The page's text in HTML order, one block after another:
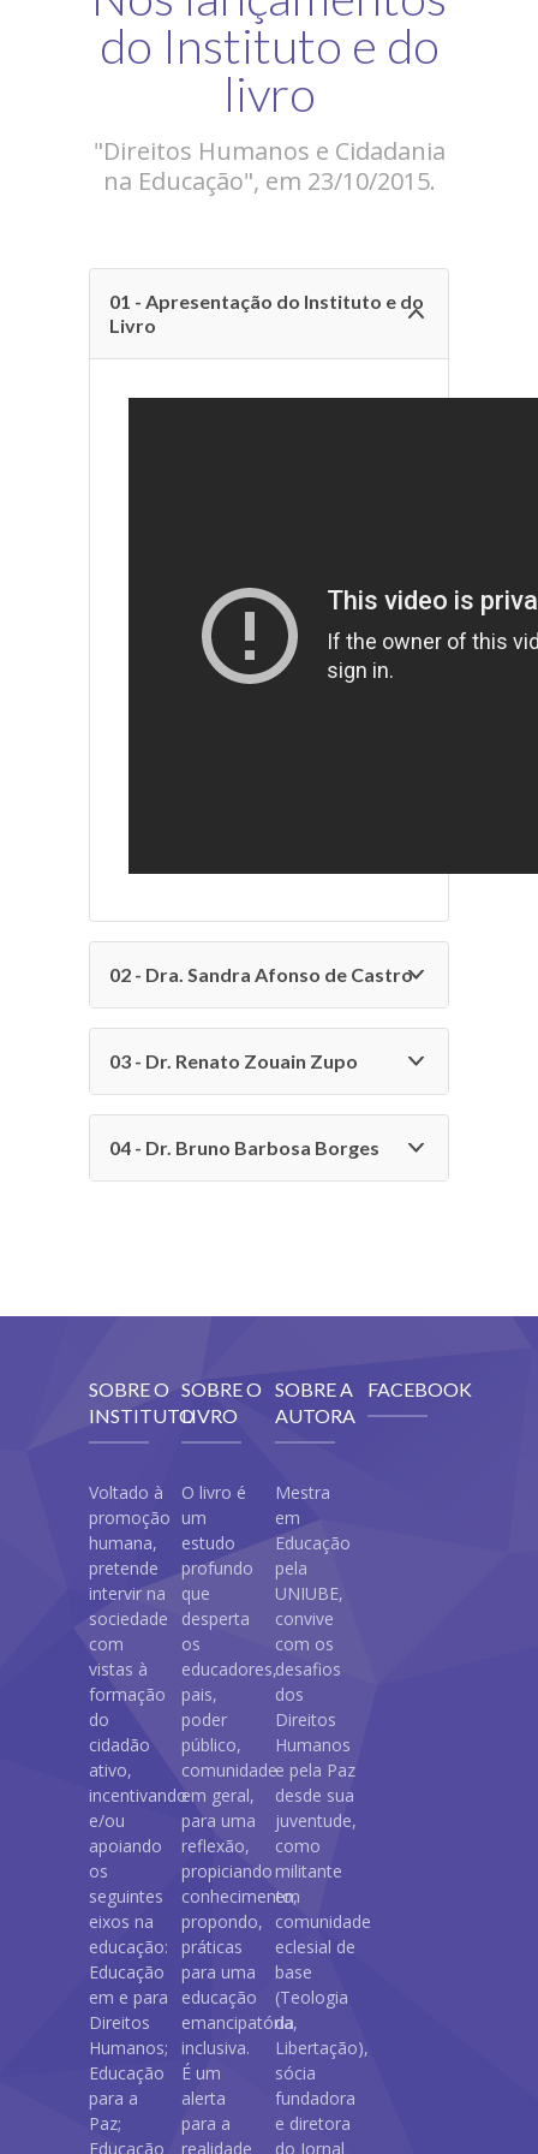
-- GESTÃO SUSTENTÁVEL
-- AFILIAR
---- ASSINATURAS
-- BALANÇO FINANCEIRO
LIVRO
FALE CONOSCO
do Instituto e do
livro
"Direitos Humanos e Cidadania
na Educação", em 23/10/2015.
01 - Apresentação do Instituto e do
Livro
02 - Dra. Sandra Afonso de Castro
03 - Dr. Renato Zouain Zupo
04 - Dr. Bruno Barbosa Borges
SOBRE O
INSTITUTO
Voltado à
promoção
humana,
pretende
intervir na
sociedade
com
vistas à
formação
do
cidadão
ativo,
incentivando
e/ou
apoiando
os
seguintes
eixos na
educação:
Educação
em e para
Direitos
Humanos;
Educação
para a
Paz;
Educação
SOBRE O
LIVRO
O livro é
um
estudo
profundo
que
desperta
os
educadores,
pais,
poder
público,
comunidade
em geral,
para uma
reflexão,
propiciando
conhecimento,
propondo,
práticas
para uma
educação
emancipatória,
inclusiva.
É um
alerta
para a
realidade
SOBRE A
AUTORA
Mestra
em
Educação
pela
UNIUBE,
convive
com os
desafios
dos
Direitos
Humanos
e pela Paz
desde sua
juventude,
como
militante
em
comunidade
eclesial de
base
(Teologia
da
Libertação),
sócia
fundadora
e diretora
do Jornal
FACEBOOK